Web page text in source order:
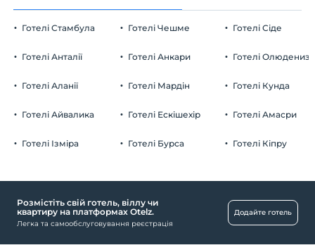
Готелі Стамбула
Готелі Анталії
Готелі Аланії
Готелі Айвалика
Готелі Ізміра
Готелі Чешме
Готелі Анкари
Готелі Мардін
Готелі Ескішехір
Готелі Бурса
Готелі Сіде
Готелі Олюдениза
Готелі Кунда
Готелі Амасри
Готелі Кіпру
Розмістіть свій готель, віллу чи
квартиру на платформах Otelz.
Легка та самообслуговування реєстрація
Додайте готель